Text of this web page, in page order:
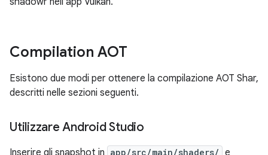
Compilation AOT
Esistono due modi per ottenere la compilazione AOT Shar,
descritti nelle sezioni seguenti.
Utilizzare Android Studio
Inserire gli snapshot in app/src/main/shaders/ e